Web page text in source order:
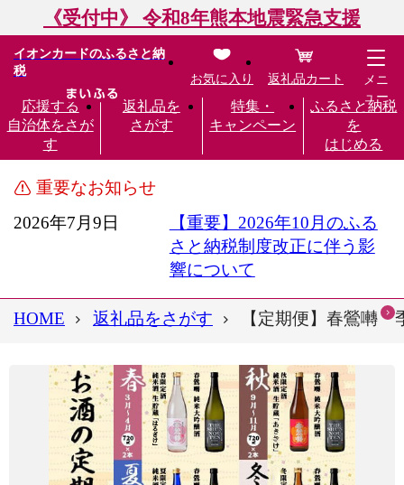
《受付中》 令和8年熊本地震緊急支援
イオンカードのふるさと納
税
応援する
自治体をさが
す
返礼品を
さがす
特集・
キャンペーン
ふるさと納税
を
はじめる
お気に入り 返礼品カート
メニ
ュー
重要なお知らせ
2026年7月9日
【重要】2026年10月のふる
さと納税制度改正に伴う影
響について
HOME 返礼品をさがす 【定期便】春鶯囀